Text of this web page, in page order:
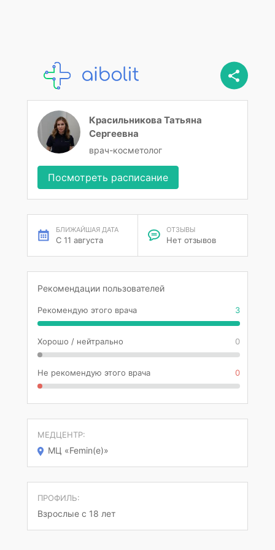
Красильникова Татьяна
Сергеевна
врач-косметолог
Посмотреть расписание
БЛИЖАЙШАЯ ДАТА
С 11 августа
ОТЗЫВЫ
Нет отзывов
Рекомендации пользователей
Рекомендую этого врача 3
Хорошо / нейтрально 0
Не рекомендую этого врача 0
МЕДЦЕНТР:
МЦ «Femin(e)»
ПРОФИЛЬ:
Взрослые с 18 лет